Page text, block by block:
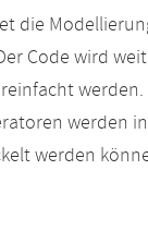
die
Code wird
werden
werden